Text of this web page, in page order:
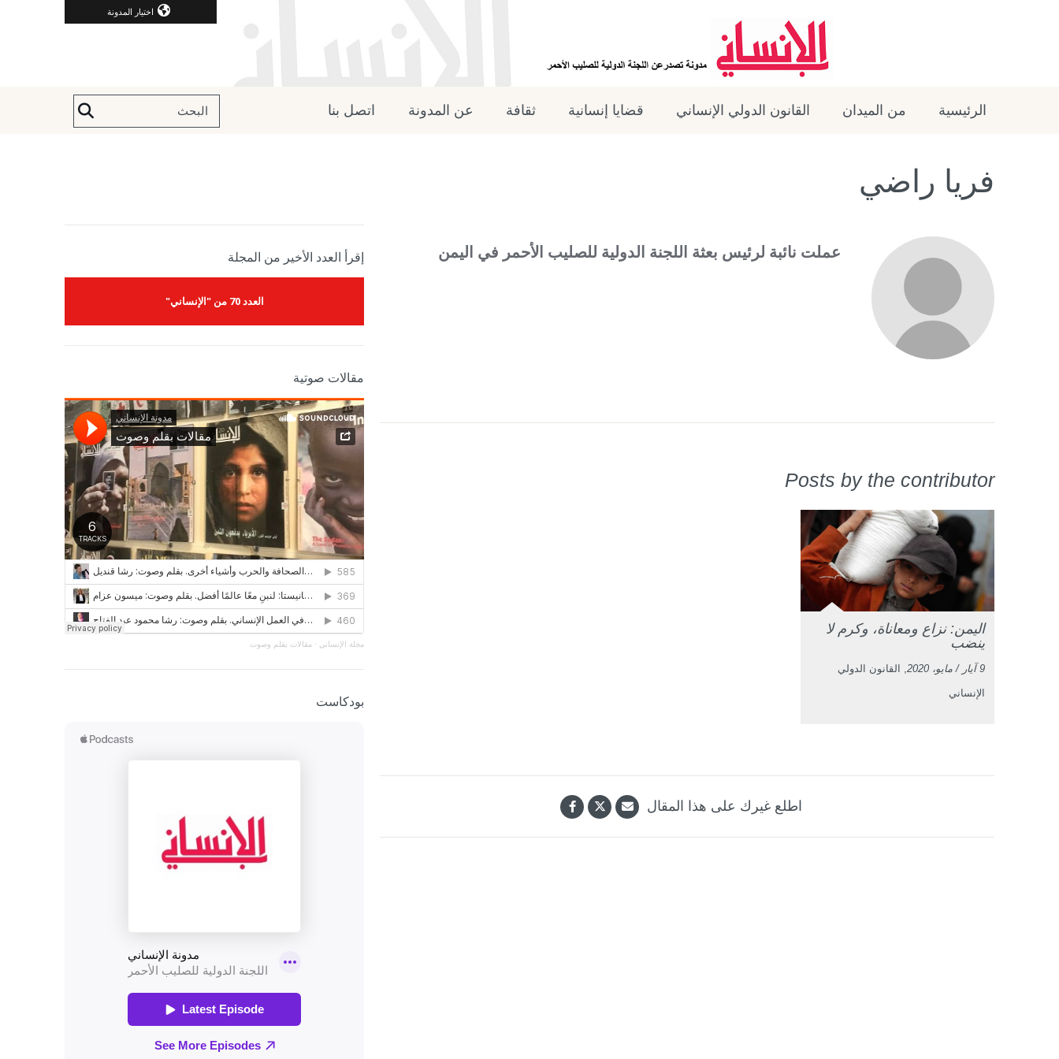
اختيار المدونة
الرئيسية من الميدان القانون الدولي الإنساني قضايا إنسانية ثقافة عن المدونة اتصل بنا
فريا راضي
عملت نائبة لرئيس بعثة اللجنة الدولية للصليب الأحمر في اليمن
Posts by the contributor
اليمن: نزاع ومعاناة، وكرم لا
ينضب
9 آيار / مايو، 2020 , القانون الدولي
الإنساني
اطلع غيرك على هذا المقال
إقرأ العدد الأخير من المجلة
العدد 70 من "الإنساني"
مقالات صوتية
مجلة الإنساني · مقالات بقلم وصوت
بودكاست